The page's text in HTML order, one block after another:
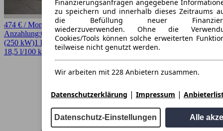
474 € / Monat
Anzahlung:0,00 €Laufzeit:48 Monatekm/Jahr:10.000Elektro340 PS
(250 kW)1 km EZ 08/2026AutomatikSUV / Pickup4 Türen
18,5 l/100 km (komb.)* · 0 g/km CO2* · CO2-Klasse A
Finanzierungsanfragen angegebene
zu speichern und innerhalb dieses Zeitraums
die Befüllung neuer
wiederzuverwenden. Ohne die
Cookies/Tools können solche erweiterten
teilweise nicht genutzt werden.
Wir arbeiten mit 228 Anbietern zusammen.
Datenschutzerklärung | Impressum |
Datenschutz-Einstellungen Alle